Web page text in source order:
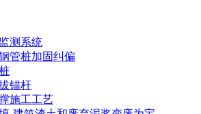
测系统
管桩加固纠偏
锚杆
施工工艺